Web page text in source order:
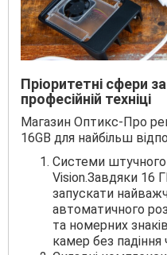
Пріоритетні сфери
професійній техніці
Магазин Оптикс-Про
16GB для найбільш
Системи штучного
Vision.Завдяки 16
запускати
автоматичного
та номерних
камер без падіння